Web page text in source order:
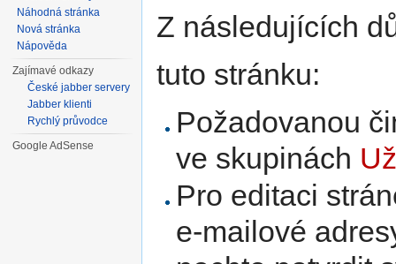
Z následujících
tuto stránku:
Požadovanou
ve skupinách
Pro editaci
e-mailové
Náhodná stránka
Nová stránka
Nápověda
Zajímavé odkazy
České jabber servery
Jabber klienti
Rychlý průvodce
Google AdSense